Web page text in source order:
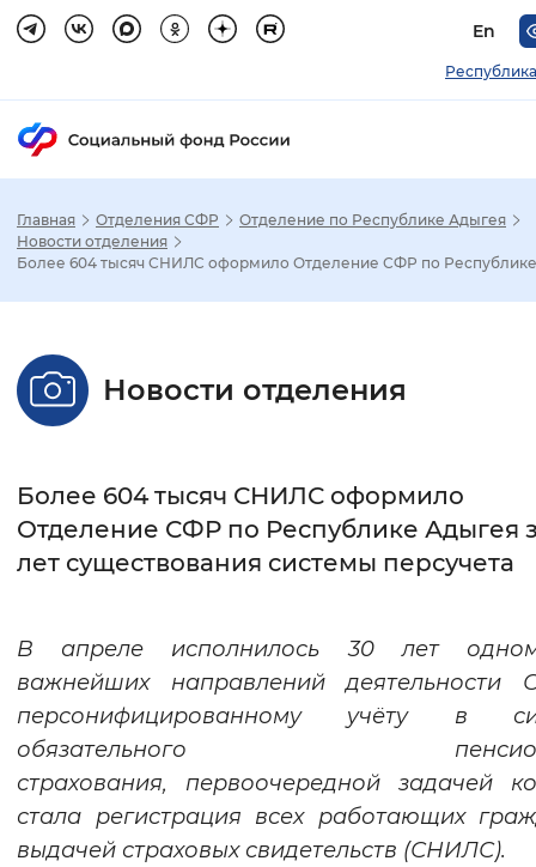
En
Настройка режима отображения
Стандартный Увеличенный
Без засечек С засечками
Интервал между буквами
Цвет сайта
Синий фон
Изображения
Главная Отделения СФР
Отделение по Республике Адыгея
Новости отделения
Более 604 тысяч СНИЛС оформило Отделение СФР по Республике
Новости отделения
Более 604 тысяч СНИЛС оформило
Отделение СФР по Республике Адыгея
лет существования системы персучета
В апреле исполнилось 30 лет
важнейших направлений деятельности
персонифицированному учётув
обязательного
страхования, первоочередной задачей
стала регистрация всех работающих
выдачей страховых свидетельств (СНИЛС).